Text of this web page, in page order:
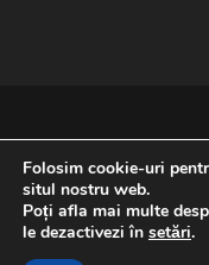
Folosim cookie-uri
situl nostru web.
Poți afla mai multe
le dezactivezi în setări.